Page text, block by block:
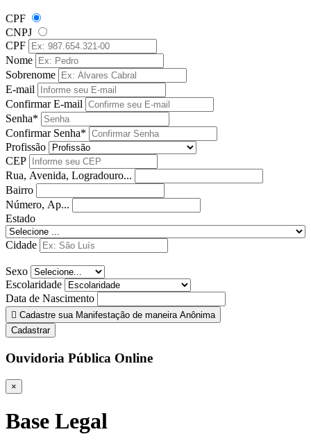
CPF
CNPJ
CPF
Nome
Sobrenome
E-mail
Confirmar E-mail
Senha*
Confirmar Senha*
Profissão
CEP
Rua, Avenida, Logradouro...
Bairro
Número, Ap...
Estado
Cidade
Sexo
Escolaridade
Data de Nascimento
Cadastre sua Manifestação de maneira Anônima
Cadastrar
Ouvidoria Pública Online
×
Base Legal